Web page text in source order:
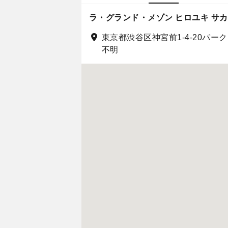
ラ・グランド・メゾン ヒロユキ サ
東京都渋谷区神宮前1-4-20パー
不明